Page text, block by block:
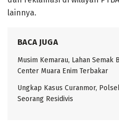
lainnya.
BACA JUGA
Musim Kemarau, Lahan Semak
Center Muara Enim Terbakar
Ungkap Kasus Curanmor,
Seorang Residivis